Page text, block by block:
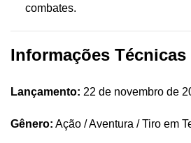
combates.
Informações Técnicas
Lançamento: 22 de novembro de
Gênero: Ação / Aventura / Tiro em